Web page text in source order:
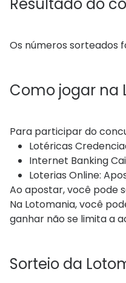
Resultado do
Os números sorteados
Como jogar na
Para participar do
Lotéricas
Internet Banking
Loterias Online:
Ao apostar, você pode
Na Lotomania, você
ganhar não se limita a
Sorteio​ da